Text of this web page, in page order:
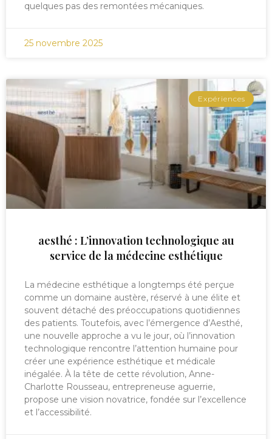
quelques pas des remontées mécaniques.
25 novembre 2025
Expériences
aesthé : L’innovation technologique au
service de la médecine esthétique
La médecine esthétique a longtemps été perçue
comme un domaine austère, réservé à une élite et
souvent détaché des préoccupations quotidiennes
des patients. Toutefois, avec l’émergence d’Aesthé,
une nouvelle approche a vu le jour, où l’innovation
technologique rencontre l’attention humaine pour
créer une expérience esthétique et médicale
inégalée. À la tête de cette révolution, Anne-
Charlotte Rousseau, entrepreneuse aguerrie,
propose une vision novatrice, fondée sur l’excellence
et l’accessibilité.